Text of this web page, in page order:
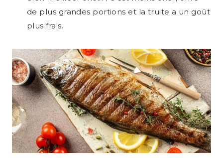
de plus grandes portions et la truite a un goût
plus frais.